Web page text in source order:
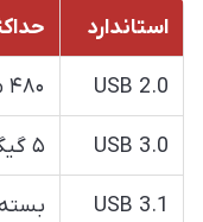
استاندارد
USB 2.0 ۴۸۰ مگابیت‌برثانیه
USB 3.0 ۵ گیگابیت‌برثانیه
USB 3.1 بسته به